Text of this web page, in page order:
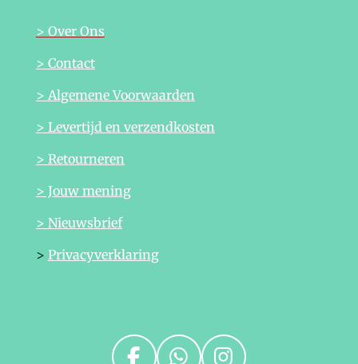
> Over Ons
> Contact
> Algemene Voorwaarden
> Levertijd en verzendkosten
> Retourneren
> Jouw mening
> Nieuwsbrief
> Privacyverklaring